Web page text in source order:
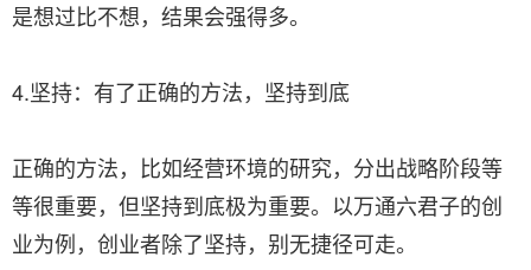
是想过比不想，结果会强得多。
4.坚持：有了正确的方法，坚持到底
正确的方法，比如经营环境的研究，分出战略阶段等
等很重要，但坚持到底极为重要。以万通六君子的创
业为例，创业者除了坚持，别无捷径可走。